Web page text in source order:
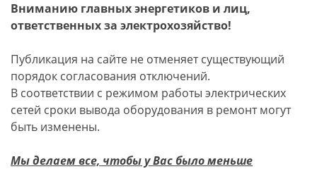
Вниманию главных энергетиков и лиц,
ответственных за электрохозяйство!
Публикация на сайте не отменяет существующий
порядок согласования отключений.
В соответствии с режимом работы электрических
сетей сроки вывода оборудования в ремонт могут
быть изменены.
Мы делаем все, чтобы у Вас было меньше